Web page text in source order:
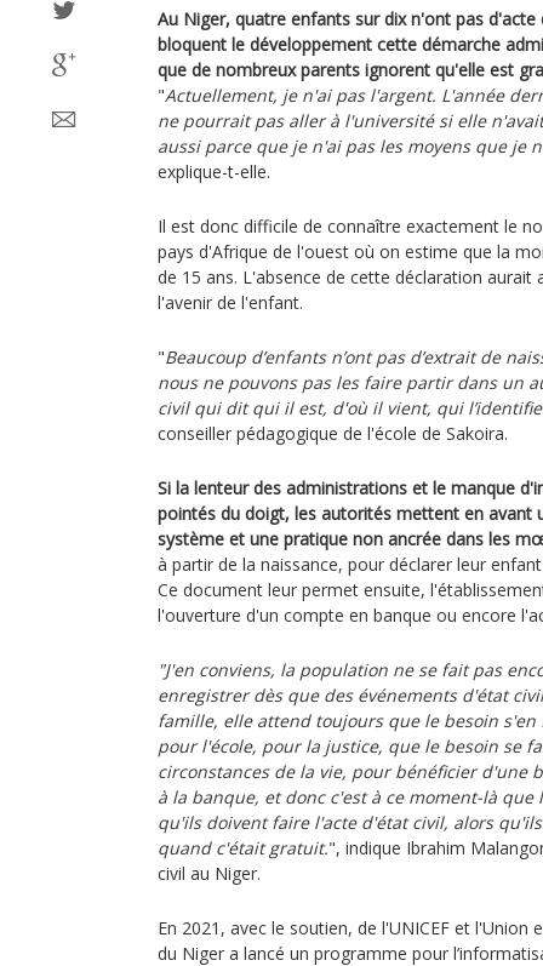
Au Niger, quatre enfants sur dix n'ont pas d'acte
bloquent le développement cette démarche
que de nombreux parents ignorent qu'elle est
"Actuellement, je n'ai pas l'argent. L'année
ne pourrait pas aller à l'université si elle
aussi parce que je n'ai pas les moyens que je
explique-t-elle.
Il est donc difficile de connaître exactement le
pays d'Afrique de l'ouest où on estime que la
de 15 ans. L'absence de cette déclaration aurait
l'avenir de l'enfant.
"Beaucoup d’enfants n’ont pas d’extrait de
nous ne pouvons pas les faire partir dans un
civil qui dit qui il est, d'où il vient, qui
conseiller pédagogique de l'école de Sakoira.
Si la lenteur des administrations et le manque
pointés du doigt, les autorités mettent en avant
système et une pratique non ancrée dans les
à partir de la naissance, pour déclarer leur
Ce document leur permet ensuite,
l'ouverture d'un compte en banque ou encore
"J'en conviens, la population ne se fait pas
enregistrer dès que des événements d'état
famille, elle attend toujours que le besoin s'en
pour l'école, pour la justice, que le besoin se
circonstances de la vie, pour bénéficier d'une
à la banque, et donc c'est à ce moment-là que
qu'ils doivent faire l'acte d'état civil, alors
quand c'était gratuit.", indique Ibrahim
civil au Niger.
En 2021, avec le soutien, de l'UNICEF et l'Union
du Niger a lancé un programme pour